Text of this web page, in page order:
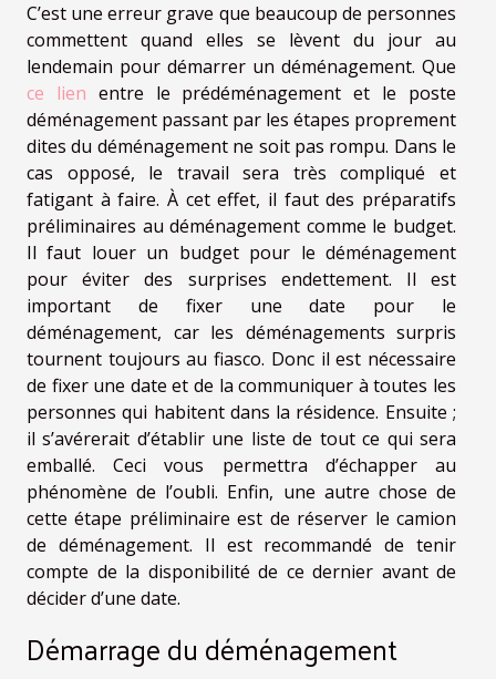
C’est une erreur grave que beaucoup de personnes
commettent quand elles se lèvent du jour au
lendemain pour démarrer un déménagement. Que
ce lien entre le prédéménagement et le poste
déménagement passant par les étapes proprement
dites du déménagement ne soit pas rompu. Dans le
cas opposé, le travail sera très compliqué et
fatigant à faire. À cet effet, il faut des préparatifs
préliminaires au déménagement comme le budget.
Il faut louer un budget pour le déménagement
pour éviter des surprises endettement. Il est
important de fixer une date pour le
déménagement, car les déménagements surpris
tournent toujours au fiasco. Donc il est nécessaire
de fixer une date et de la communiquer à toutes les
personnes qui habitent dans la résidence. Ensuite ;
il s’avérerait d’établir une liste de tout ce qui sera
emballé. Ceci vous permettra d’échapper au
phénomène de l’oubli. Enfin, une autre chose de
cette étape préliminaire est de réserver le camion
de déménagement. Il est recommandé de tenir
compte de la disponibilité de ce dernier avant de
décider d’une date.
Démarrage du déménagement